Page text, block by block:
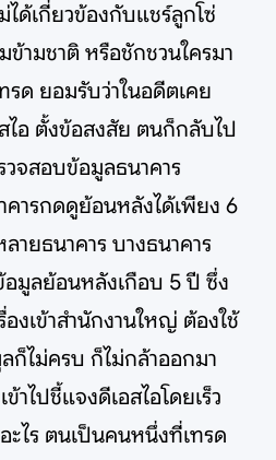
ได้เกี่ยวข้องกับแชร์ลูกโซ่
ามชาติ หรือชักชวนใครมา
ด ยอมรับว่าในอดีตเคย
ไอ ตั้งข้อสงสัย ตนก็กลับไป
วจสอบข้อมูลธนาคาร
ารกดดูย้อนหลังได้เพียง 6
ายธนาคาร บางธนาคาร
อมูลย้อนหลังเกือบ 5 ปี ซึ่ง
องเข้าสำนักงานใหญ่ ต้องใช้
ก็ไม่ครบ ก็ไม่กล้าออกมา
าไปชี้แจงดีเอสไอโดยเร็ว
ะไร ตนเป็นคนหนึ่งที่เทรด